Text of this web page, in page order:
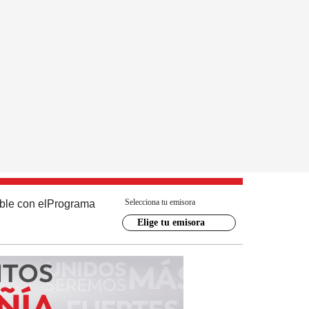
con el Programa Selecciona tu emisora
Elige tu emisora